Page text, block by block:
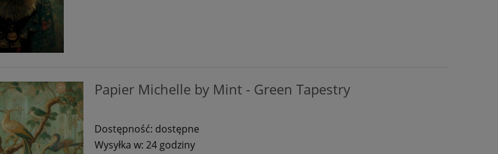
Papier Michelle by Mint - Green Tapestry
Dostępność: dostępne
Wysyłka w: 24 godziny